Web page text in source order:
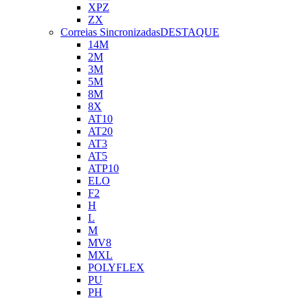
XPZ
ZX
Correias SincronizadasDESTAQUE
14M
2M
3M
5M
8M
8X
AT10
AT20
AT3
AT5
ATP10
ELO
F2
H
L
M
MV8
MXL
POLYFLEX
PU
PH